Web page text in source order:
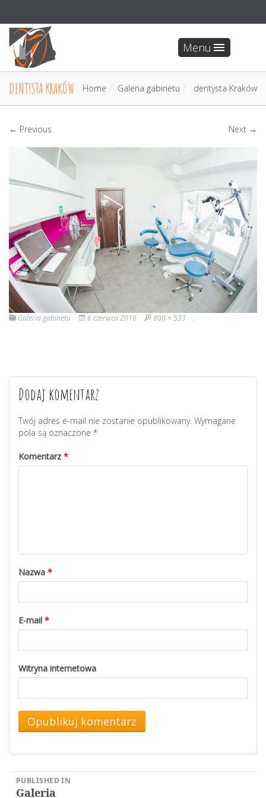
Menu
DENTYSTA KRAKÓW Home Galeria gabinetu dentysta Kraków
← Previous Next →
Galeria gabinetu 6 czerwca 2016 800 × 533 .
Dodaj komentarz
Twój adres e-mail nie zostanie opublikowany. Wymagane
pola są oznaczone *
Komentarz *
Nazwa *
E-mail *
Witryna internetowa
Nawigacja
PUBLISHED IN
Galeria